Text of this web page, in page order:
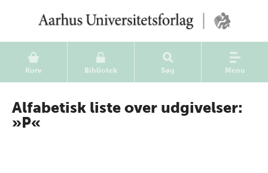
Kurv Bibliotek Søg Menu
Alfabetisk liste over udgivelser:
»P«